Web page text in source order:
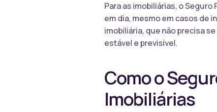
Para as imobiliárias, o
em dia, mesmo em casos de
imobiliária, que não precisa
estável e previsível.
Como o
Imobiliárias